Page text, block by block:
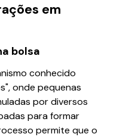
em
bolsa
conhecido
onde pequenas
por diversos
para formar
permite que o